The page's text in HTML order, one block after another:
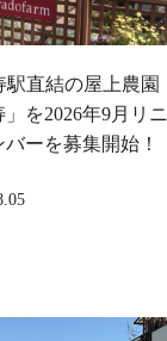
駅直結の屋上農園
を2026年9月リニ
ーを募集開始！